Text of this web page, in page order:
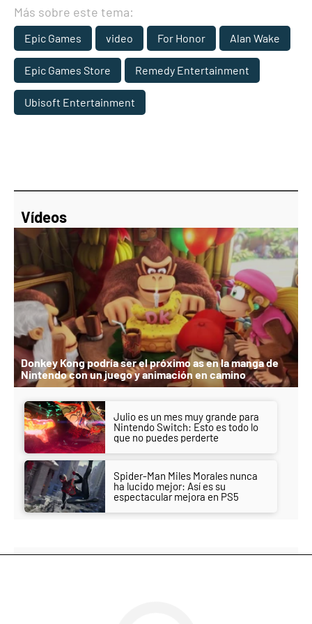
Más sobre este tema:
Epic Games video For Honor Alan Wake
Epic Games Store Remedy Entertainment
Ubisoft Entertainment
Vídeos
Donkey Kong podría ser el próximo as en la manga de
Nintendo con un juego y animación en camino
Julio es un mes muy grande para
Nintendo Switch: Esto es todo lo
que no puedes perderte
Spider-Man Miles Morales nunca
ha lucido mejor: Así es su
espectacular mejora en PS5